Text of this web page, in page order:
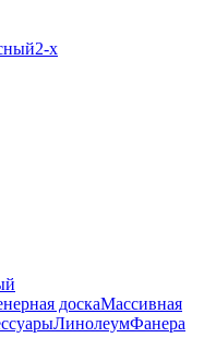
2-х
доскаМассивная
ЛинолеумФанера